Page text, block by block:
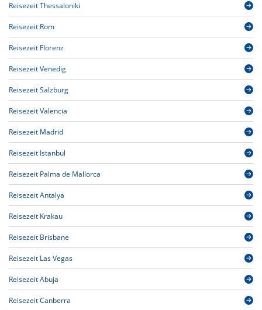
Reisezeit Thessaloniki
Reisezeit Rom
Reisezeit Florenz
Reisezeit Venedig
Reisezeit Salzburg
Reisezeit Valencia
Reisezeit Madrid
Reisezeit Istanbul
Reisezeit Palma de Mallorca
Reisezeit Antalya
Reisezeit Krakau
Reisezeit Brisbane
Reisezeit Las Vegas
Reisezeit Abuja
Reisezeit Canberra